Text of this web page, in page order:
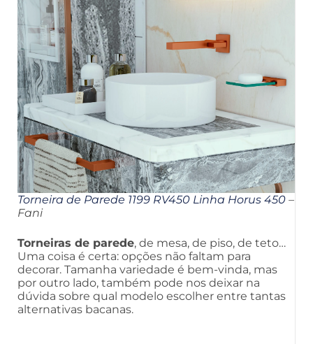
Torneira de Parede 1199 RV450 Linha Horus 450 –
Fani
Torneiras de parede, de mesa, de piso, de teto…
Uma coisa é certa: opções não faltam para
decorar. Tamanha variedade é bem-vinda, mas
por outro lado, também pode nos deixar na
dúvida sobre qual modelo escolher entre tantas
alternativas bacanas.